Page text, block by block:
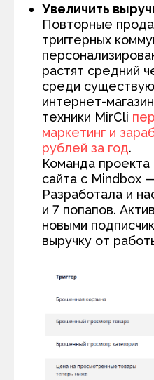
Увеличить
Повторные
триггерных
растят средний
среди
интернет-
техники MirCli
маркетинг и
рублей за год.
Команда
сайта с Mindbox
Разработала и
и 7 попапов.
новыми
выручку от